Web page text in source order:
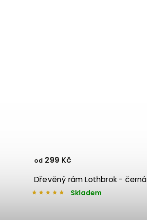
Dřevěný rám Lothbrok - černá
Skladem
od 299 Kč